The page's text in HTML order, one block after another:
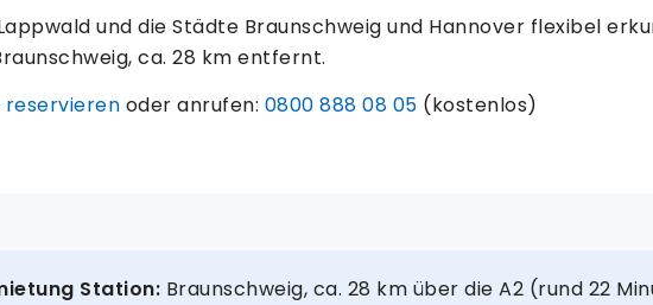
und die Städte Braunschweig und Hannover flexibel
ca. 28 km entfernt.
oder anrufen: 0800 888 08 05 (kostenlos)
Station: Braunschweig, ca. 28 km über die A2 (rund 22